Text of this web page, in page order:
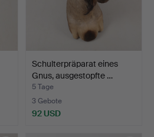
Schulterpräparat eines
Gnus, ausgestopfte …
5 Tage
3 Gebote
92 USD